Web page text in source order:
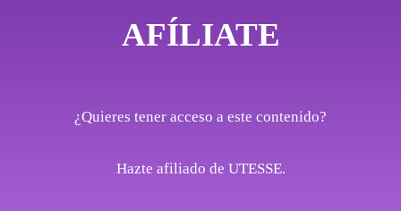
AFÍLIATE
¿Quieres tener acceso a este contenido?
Hazte afiliado de UTESSE.